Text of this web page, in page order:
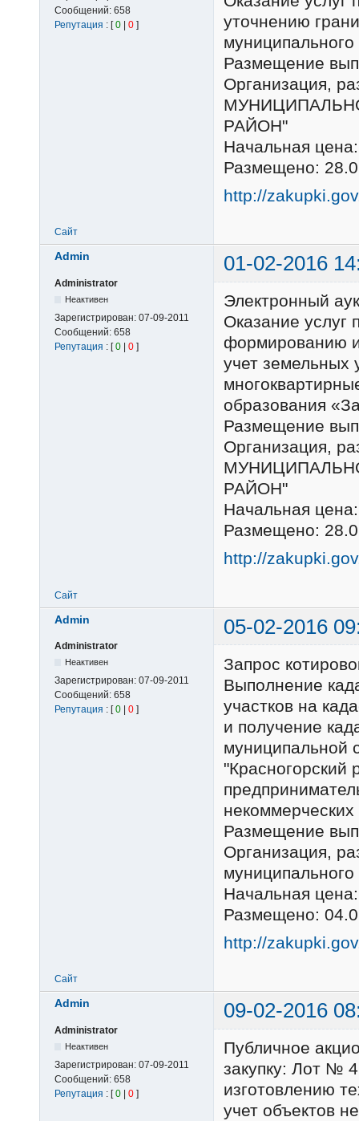
Сообщений: 658
Репутация : [0 0 ]
уточнению
Размещение
Организация,
РАЙОН"
Начальная
Размещено:
http://
Сайт
Admin 01-02-2016
Administrator
Неактивен
Зарегистрирован: 07-09-2011
Сообщений: 658
Репутация : [0 | 0 ]
Электронный
Оказание услуг
формированию и
учет земельных
образования
Размещение
Организация,
РАЙОН"
Начальная
Размещено:
http://
Сайт
Admin 05-02-2016
Administrator
Неактивен
Зарегистрирован: 07-09-2011
Сообщений: 658
Репутация : [0 0 ]
Запрос
Выполнение
участков на
и получение
муниципальной
"Красногорский
Размещение
Организация,
Начальная
Размещено:
http://
Сайт
Admin 09-02-2016
Administrator
Неактивен
Зарегистрирован: 07-09-2011
Сообщений: 658
Репутация : [0 | 0 ]
Публичное
закупку: Лот №
изготовлению
учет объектов